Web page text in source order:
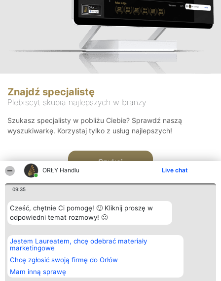
ORŁY Handlu Live chat
09:35
Cześć, chętnie Ci pomogę! 🙂 Kliknij proszę w
odpowiedni temat rozmowy! 🙂
Jestem Laureatem, chcę odebrać materiały
marketingowe
Chcę zgłosić swoją firmę do Orłów
Mam inną sprawę
Znajdź specjalistę
Plebiscyt skupia najlepszych w branży
Szukasz specjalisty w pobliżu Ciebie? Sprawdź naszą
wyszukiwarkę. Korzystaj tylko z usług najlepszych!
Szukaj
Organizator plebiscytu
Bright Side Solutions sp. z o.
o. sp. k.
ul. Ruska 22
Wrocław 50-079
KRS 0000749100 | Regon
381313360 | NIP 8943132676
Plebiscyt
Laureaci
wszystkich
Laureatów
Regulamin
Kontakt
Kontakt